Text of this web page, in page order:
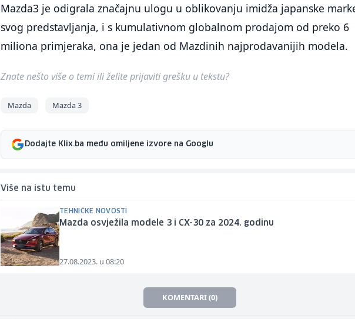
Mazda3 je odigrala značajnu ulogu u oblikovanju imidža japanske
svog predstavljanja, i s kumulativnom globalnom prodajom od preko 6
miliona primjeraka, ona je jedan od Mazdinih najprodavanijih modela.
Znate nešto više o temi ili želite prijaviti grešku u tekstu?
Mazda Mazda 3
Dodajte Klix.ba među omiljene izvore na Googlu
Više na istu temu
TEHNIČKE NOVOSTI
Mazda osvježila modele 3 i CX-30 za 2024. godinu
27.08.2023. u 08:20
KOMENTARI (0)